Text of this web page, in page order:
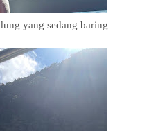
yang sedang baring